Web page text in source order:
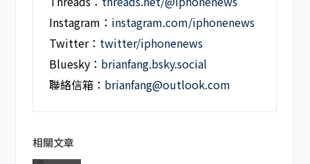
Instagram： instagram.com/iphonenews
Twitter： twitter/iphonenews
Bluesky： brianfang.bsky.social
聯絡信箱： brianfang@outlook.com
相關文章